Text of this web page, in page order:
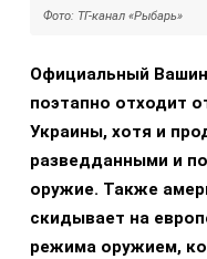
Фото: ТГ-канал «Рыбарь»
Официальный
поэтапно отходит
Украины, хотя и
разведданными и
оружие. Также
скидывает на
режима оружием,